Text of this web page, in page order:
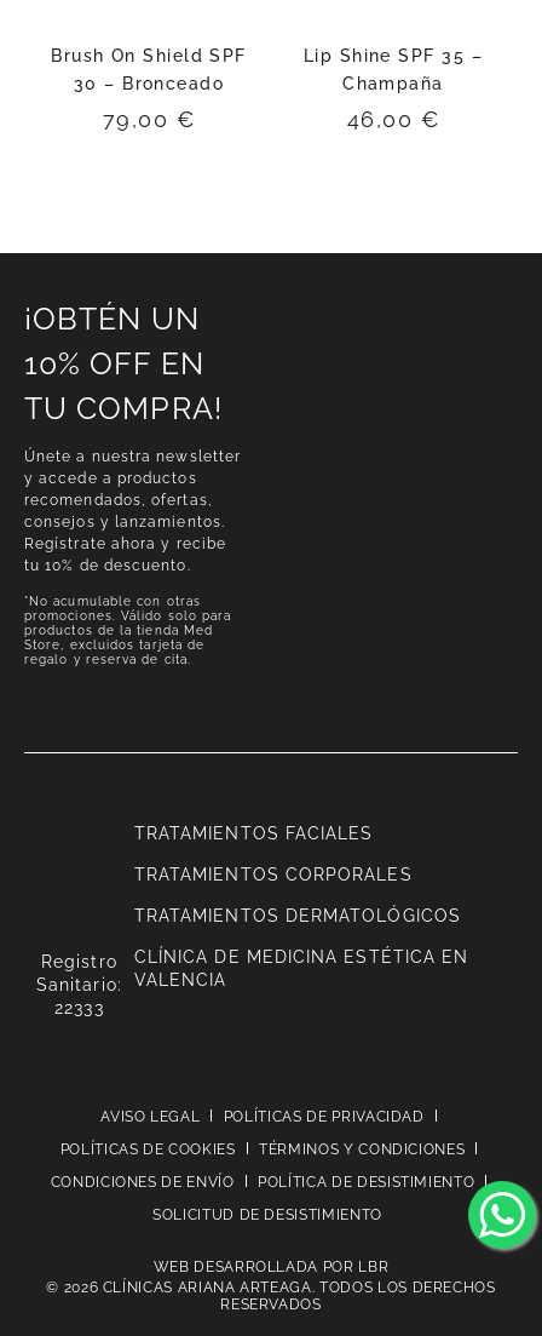
Brush On Shield SPF
30 – Bronceado
79,00 €
Lip Shine SPF 35 –
Champaña
46,00 €
¡OBTÉN UN
10% OFF EN
TU COMPRA!
Únete a nuestra newsletter
y accede a productos
recomendados, ofertas,
consejos y lanzamientos.
Regístrate ahora y recibe
tu 10% de descuento.
*No acumulable con otras
promociones. Válido solo para
productos de la tienda Med
Store, excluidos tarjeta de
regalo y reserva de cita.
Registro
Sanitario:
22333
TRATAMIENTOS FACIALES
TRATAMIENTOS CORPORALES
TRATAMIENTOS DERMATOLÓGICOS
CLÍNICA DE MEDICINA ESTÉTICA EN
VALENCIA
WEB DESARROLLADA POR LBR
© 2026 CLÍNICAS ARIANA ARTEAGA. TODOS LOS DERECHOS
RESERVADOS
AVISO LEGAL
POLÍTICAS DE PRIVACIDAD
POLÍTICAS DE COOKIES
TÉRMINOS Y CONDICIONES
CONDICIONES DE ENVÍO
POLÍTICA DE DESISTIMIENTO
SOLICITUD DE DESISTIMIENTO